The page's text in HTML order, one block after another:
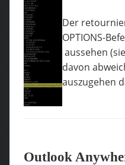
Der
OPTIONS-
aussehen
davon
auszugehen
Outlook